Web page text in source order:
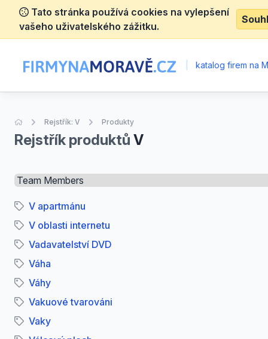
Tato stránka používá cookies na vylepšení
vašeho uživatelského zážitku.
katalog firem na
Úvodní stránka
Rejstřík: V Produkty
Rejstřík produktů V
Select a tab
V apartmánu
V oblasti internetu
Vadavatelství DVD
Váha
Váhy
Vakuové tvarováni
Vaky